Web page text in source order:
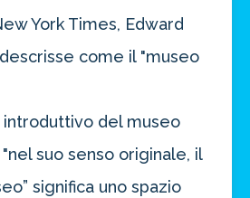
York Times, Edward
come il "museo
introduttivo del museo
suo senso originale, il
significa uno spazio